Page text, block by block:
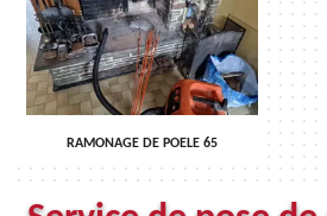
RAMONAGE DE POELE 65